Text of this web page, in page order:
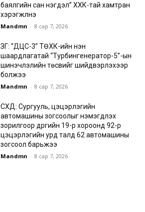
баялгийн сан нэгдэл” ХХК-тай хамтран
хэрэгжүүлнэ
Mandmn - 8 сар 7, 2026
ЗГ: “ДЦС-3” ТӨХК-ийн нэн
шаардлагатай “Турбингенератор-5”-ын
шинэчлэлийн төсвийг шийдвэрлэхээр
болжээ
Mandmn - 8 сар 7, 2026
СХД: Сургууль, цэцэрлэгийн
автомашины зогсоолыг нэмэгдүүлэх
зорилгоор дүүргийн 19-р хороонд 92-р
цэцэрлэгийн урд талд 62 автомашины
зогсоол барьжээ
Mandmn - 8 сар 7, 2026